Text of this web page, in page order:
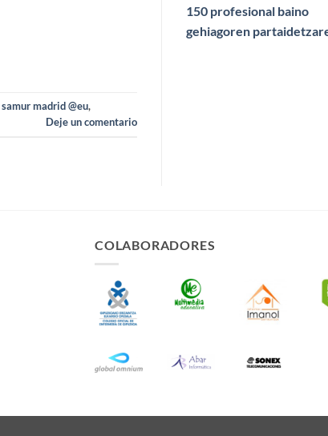
samur madrid @eu,
Deje un comentario
150 profesional baino
gehiagoren
COLABORADORES